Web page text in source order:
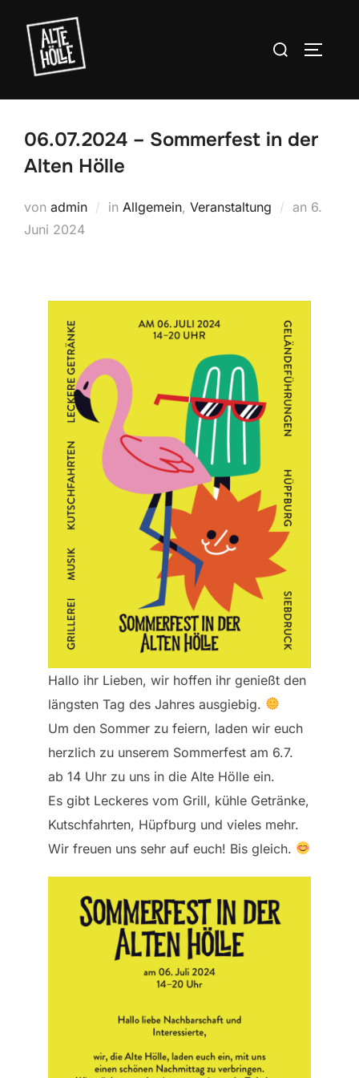
Inhalt
springen
Suchen
06.07.2024 – Sommerfest in der
Alten Hölle
von admin in Allgemein, Veranstaltung an 6.
Juni 2024
Hallo ihr Lieben, wir hoffen ihr genießt den
längsten Tag des Jahres ausgiebig.
Um den Sommer zu feiern, laden wir euch
herzlich zu unserem Sommerfest am 6.7.
ab 14 Uhr zu uns in die Alte Hölle ein.
Es gibt Leckeres vom Grill, kühle Getränke,
Kutschfahrten, Hüpfburg und vieles mehr.
Wir freuen uns sehr auf euch! Bis gleich.